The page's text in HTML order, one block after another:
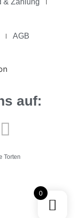
& Zahlung
AGB
auf:
Torten
0